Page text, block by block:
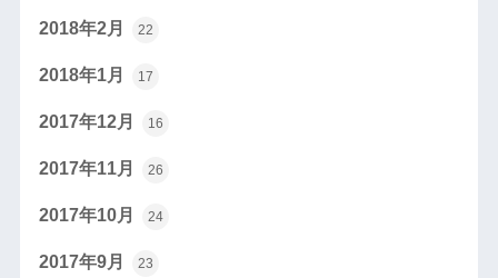
2018年2月 22
2018年1月 17
2017年12月 16
2017年11月 26
2017年10月 24
2017年9月 23